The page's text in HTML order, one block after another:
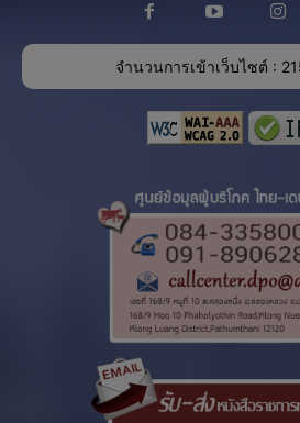
จำนวนการเข้าเว็บไซต์ :